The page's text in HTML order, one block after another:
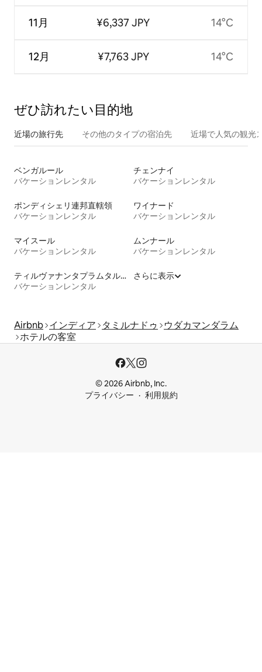
11月
12月
¥6,337 JPY
¥7,763 JPY
14°C
14°C
ぜひ訪⁠れ⁠た⁠い目⁠的⁠地
近場の旅行先 その他のタ⁠イ⁠プ⁠の宿⁠泊⁠先 近場で人気の観光
ベンガルール
バケーションレンタル
チェンナイ
バケーションレンタル
ポンディシェリ連邦直轄領
バケーションレンタル
ワイナード
バケーションレンタル
マイスール
バケーションレンタル
ムンナール
バケーションレンタル
ティルヴァナンタプラムタルク
バケーションレンタル
さらに表示
Airbnb インディア タミルナドゥ
ウダカマンダラム
ホテルの客室
© 2026 Airbnb, Inc.
プライバシー
利用規約